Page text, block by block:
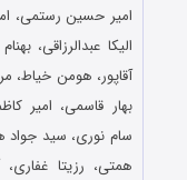
امیر حسین رستمی،
الیکا عبدالرزاقی،
آقاپور، هومن
بهار قاسمی، امیر
سام نوری، سید
همتی، رزیتا